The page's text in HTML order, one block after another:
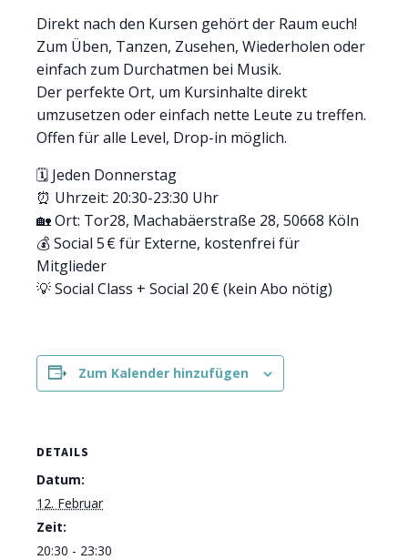
Direkt nach den Kursen gehört der Raum euch!
Zum Üben, Tanzen, Zusehen, Wiederholen oder
einfach zum Durchatmen bei Musik.
Der perfekte Ort, um Kursinhalte direkt
umzusetzen oder einfach nette Leute zu treffen.
Offen für alle Level, Drop-in möglich.
🗓 Jeden Donnerstag
⏰ Uhrzeit: 20:30-23:30 Uhr
🏡 Ort: Tor28, Machabäerstraße 28, 50668 Köln
💰 Social 5 € für Externe, kostenfrei für
Mitglieder
💡 Social Class + Social 20 € (kein Abo nötig)
Zum Kalender hinzufügen
DETAILS
Datum:
12. Februar
Zeit:
20:30 - 23:30